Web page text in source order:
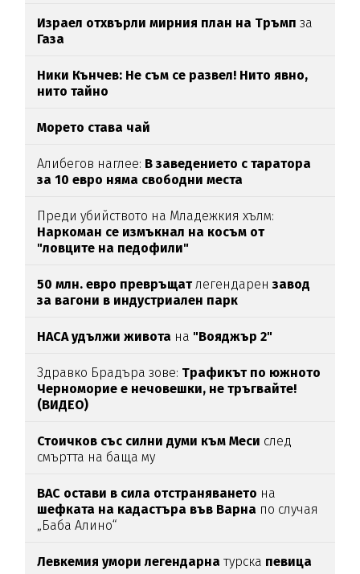
Израел отхвърли мирния план на Тръмп за
Газа
Ники Кънчев: Не съм се развел! Нито явно,
нито тайно
Морето става чай
Алибегов наглее: В заведението с таратора
за 10 евро няма свободни места
Преди убийството на Младежкия хълм:
Наркоман се измъкнал на косъм от
"ловците на педофили"
50 млн. евро превръщатлегендарензавод
за вагони в индустриален парк
НАСА удължи живота на "Вояджър 2"
Здравко Брадъра зове: Трафикът по южното
Черноморие е нечовешки, не тръгвайте!
(ВИДЕО)
Стоичков със силни думи към Меси след
смъртта на баща му
ВАС остави в сила отстраняването на
шефката на кадастъра във Варна по случая
„Баба Алино“
Левкемия умори легендарна турска певица